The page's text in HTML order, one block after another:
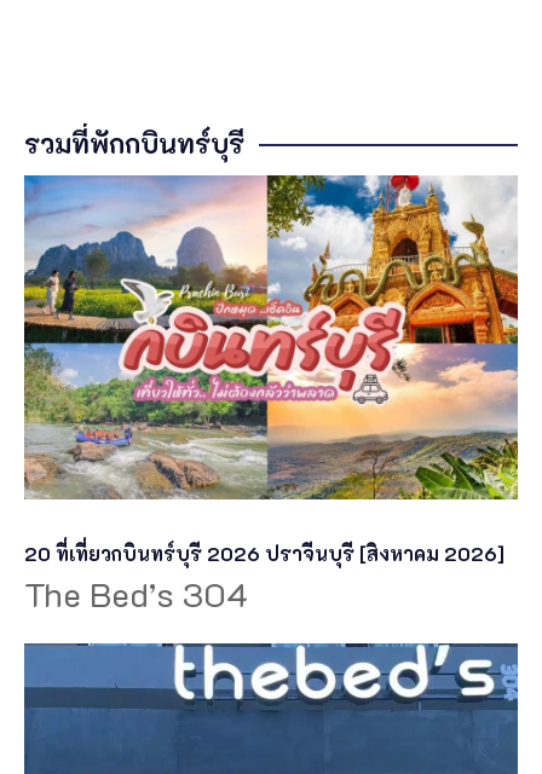
รวมที่พักกบินทร์บุรี
20 ที่เที่ยวกบินทร์บุรี 2026 ปราจีนบุรี [สิงหาคม 2026]
The Bed’s 304